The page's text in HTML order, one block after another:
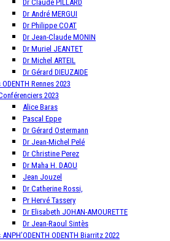
Dr Claude PILLARD
Dr André MERGUI
Dr Philippe COAT
Dr Jean-Claude MONIN
Dr Muriel JEANTET
Dr Michel ARTEIL
Dr Gérard DIEUZAIDE
Rennes 2023
2023
Alice Baras
Pascal Eppe
Dr Gérard Ostermann
Dr Jean-Michel Pelé
Dr Christine Perez
Dr Maha H. DAOU
Jean Jouzel
Dr Catherine Rossi,
Pr Hervé Tassery
Dr Elisabeth JOHAN-AMOURETTE
Dr Jean-Raoul Sintès
ODENTH Biarritz 2022